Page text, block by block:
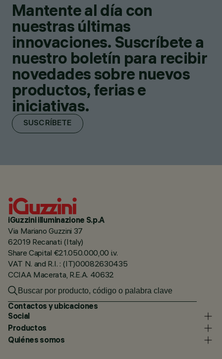
Mantente al día con
nuestras últimas
innovaciones. Suscríbete a
nuestro boletín para recibir
novedades sobre nuevos
productos, ferias e
iniciativas.
SUSCRÍBETE
iGuzzini illuminazione S.p.A
Via Mariano Guzzini 37
62019 Recanati (Italy)
Share Capital €21.050.000,00 i.v.
VAT N. and R.I. : (IT)00082630435
CCIAA Macerata, R.E.A. 40632
Contactos y ubicaciones
Social
Productos
Quiénes somos